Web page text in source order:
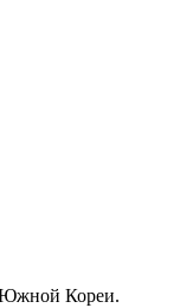
Южной Кореи.